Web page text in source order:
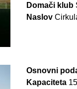
Domači klub
Naslov
Osnovni
Kapaciteta